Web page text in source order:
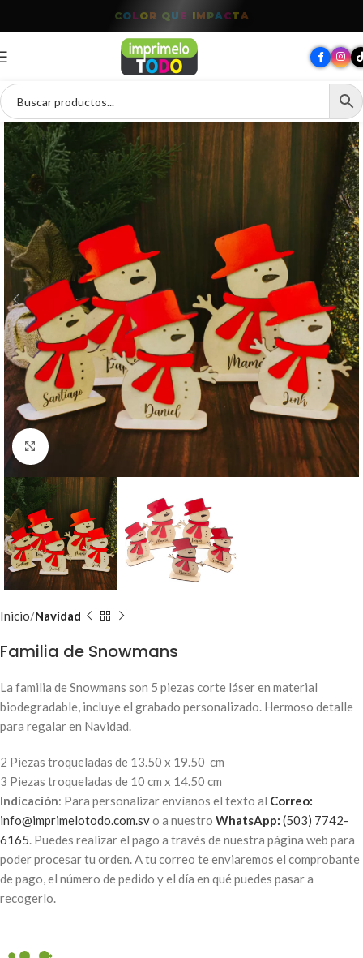
TODO P ARA TU MARCA
Clic para ampliar
Inicio Navidad
Familia de Snowmans
La familia de Snowmans son 5 piezas corte láser en material
biodegradable, incluye el grabado personalizado. Hermoso detalle
para regalar en Navidad.
2 Piezas troqueladas de 13.50 x 19.50 cm
3 Piezas troqueladas de 10 cm x 14.50 cm
Indicación: Para personalizar envíanos el texto al Correo:
info@imprimelotodo.com.svo a nuestro WhatsApp: (503) 7742-
6165. Puedes realizar el pago a través de nuestra página web para
poder procesar tu orden. A tu correo te enviaremos el comprobante
de pago, el número de pedido y el día en qué puedes pasar a
recogerlo.